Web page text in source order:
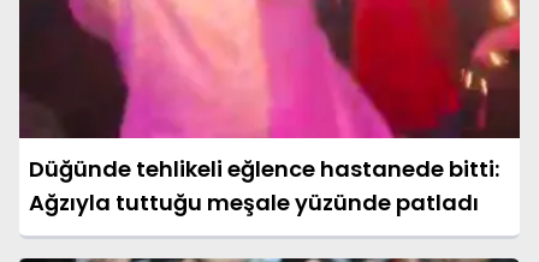
Düğünde tehlikeli eğlence hastanede bitti:
Ağzıyla tuttuğu meşale yüzünde patladı